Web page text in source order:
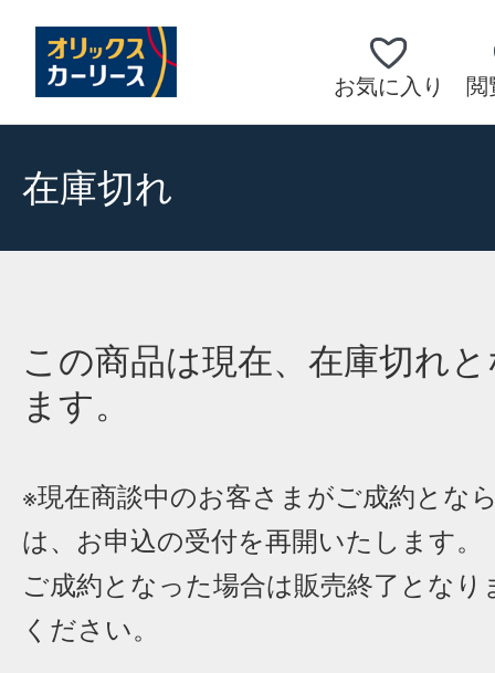
お気に入り 閲
在庫切れ
この商品は現在、在庫切れ
ます。
※現在商談中のお客さまがご成約とな
は、お申込の受付を再開いたします。
ご成約となった場合は販売終了となり
ください。